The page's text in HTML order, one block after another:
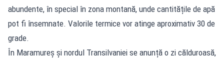
abundente, în special în zona montană, unde cantitățile de apă
pot fi însemnate. Valorile termice vor atinge aproximativ 30 de
grade.
În Maramureș și nordul Transilvaniei se anunță o zi călduroasă,